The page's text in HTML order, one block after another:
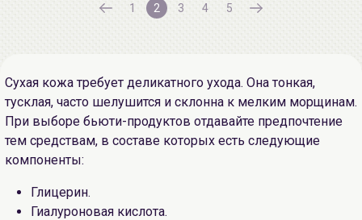
1 2 3 4 5
Сухая кожа требует деликатного ухода. Она тонкая,
тусклая, часто шелушится и склонна к мелким морщинам.
При выборе бьюти-продуктов отдавайте предпочтение
тем средствам, в составе которых есть следующие
компоненты:
Глицерин.
Гиалуроновая кислота.